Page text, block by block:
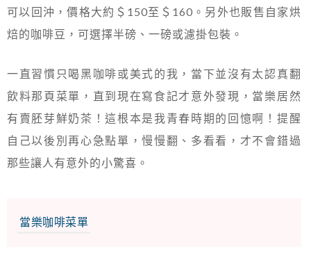
可以回沖，價格大約＄150至＄160。另外也販售自家烘
焙的咖啡豆，可選擇半磅、一磅或濾掛包裝。
一直習慣只喝黑咖啡或美式的我，當下並沒有太認真翻
飲料那頁菜單，直到現在寫食記才意外發現，當樂居然
有賣胚芽鮮奶茶！這根本是我青春時期的回憶啊！提醒
自己以後別再心急點單，慢慢翻、多看看，才不會錯過
那些讓人有意外的小驚喜。
當樂咖啡菜單